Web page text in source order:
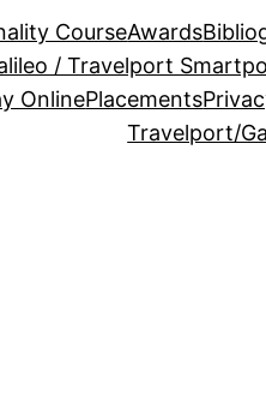
CourseAwards
/ Travelport
OnlinePlacements
Travelport/